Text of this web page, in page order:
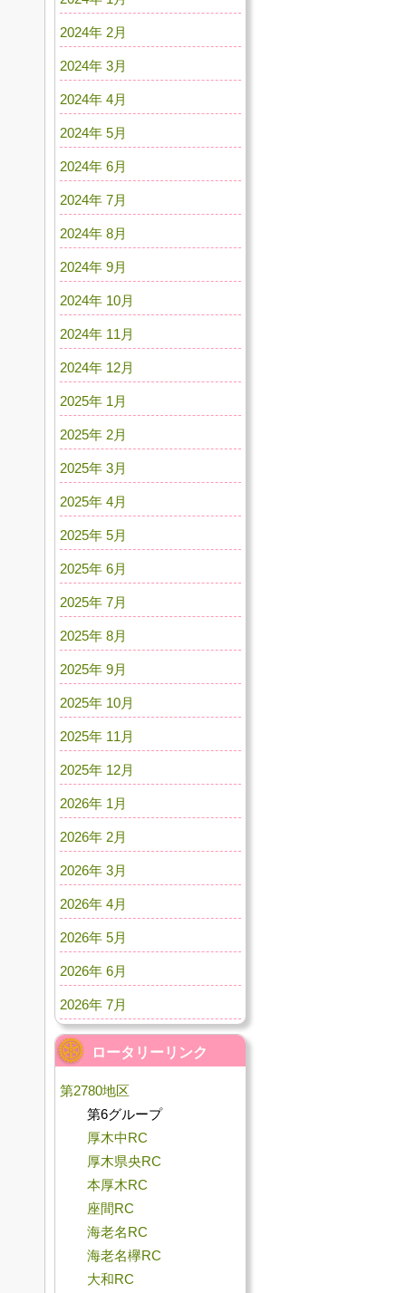
2024年 2月
2024年 3月
2024年 4月
2024年 5月
2024年 6月
2024年 7月
2024年 8月
2024年 9月
2024年 10月
2024年 11月
2024年 12月
2025年 1月
2025年 2月
2025年 3月
2025年 4月
2025年 5月
2025年 6月
2025年 7月
2025年 8月
2025年 9月
2025年 10月
2025年 11月
2025年 12月
2026年 1月
2026年 2月
2026年 3月
2026年 4月
2026年 5月
2026年 6月
2026年 7月
ロータリーリンク
第2780地区
第6グループ
厚木中RC
厚木県央RC
本厚木RC
座間RC
海老名RC
海老名欅RC
大和RC